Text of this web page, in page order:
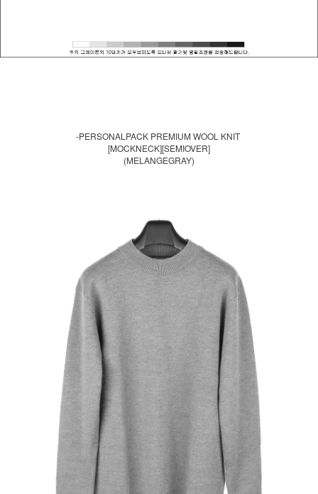
-PERSONALPACK PREMIUM WOOL KNIT
[MOCKNECK][SEMIOVER]
(MELANGEGRAY)